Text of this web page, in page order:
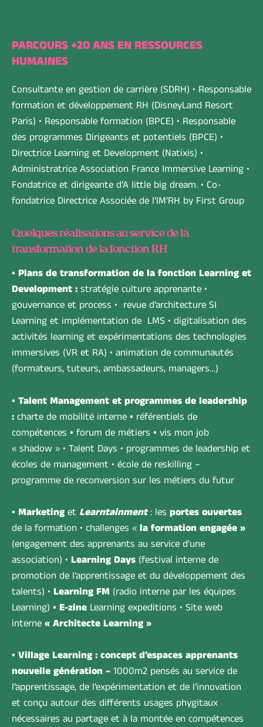
PARCOURS +20 ANS EN RESSOURCES
HUMAINES
Consultante en gestion de carrière (SDRH) • Responsable
formation et développement RH (DisneyLand Resort
Paris) • Responsable formation (BPCE) • Responsable
des programmes Dirigeants et potentiels (BPCE) •
Directrice Learning et Development (Natixis) •
Administratrice Association France Immersive Learning •
Fondatrice et dirigeante d’A little big dream. • Co-
fondatrice Directrice Associée de l’IM’RH by First Group
Quelques réalisations au service de la
transformation de la fonction RH
• Plans de transformation de la fonction Learning et
Development : stratégie culture apprenante •
gouvernance et process • revue d’architecture SI
Learning et implémentation de LMS • digitalisation des
activités learning et expérimentations des technologies
immersives (VR et RA) • animation de communautés
(formateurs, tuteurs, ambassadeurs, managers…)
• Talent Management et programmes de leadership
: charte de mobilité interne • référentiels de
compétences • forum de métiers • vis mon job
« shadow » • Talent Days • programmes de leadership et
écoles de management • école de reskilling –
programme de reconversion sur les métiers du futur
• Marketing et Learntainment: les portes ouvertes
de la formation • challenges « la formation engagée »
(engagement des apprenants au service d’une
association) • Learning Days (festival interne de
promotion de l’apprentissage et du développement des
talents) • Learning FM (radio interne par les équipes
Learning) • E-zine Learning expeditions • Site web
interne « Architecte Learning »
• Village Learning : concept d’espaces apprenants
nouvelle génération – 1000m2 pensés au service de
l’apprentissage, de l’expérimentation et de l’innovation
et conçu autour des différents usages phygitaux
nécessaires au partage et à la montée en compétences